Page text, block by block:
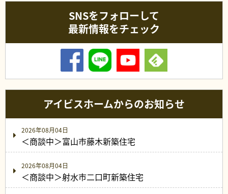
SNSをフォローして
最新情報をチェック
アイビスホームからのお知らせ
2026年08月04日
＜商談中＞富山市藤木新築住宅
2026年08月04日
＜商談中＞射水市二口町新築住宅